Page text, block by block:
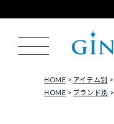
HOME アイテム別
HOME
ブランド別